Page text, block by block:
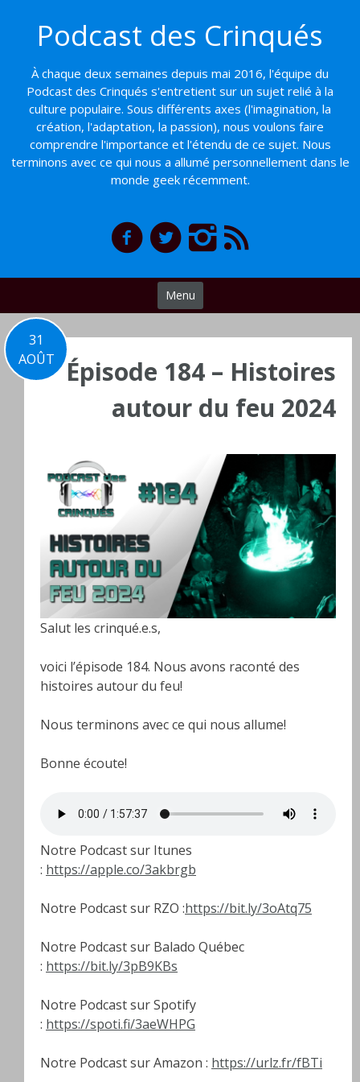
contenu
Podcast des Crinqués
À chaque deux semaines depuis mai 2016, l'équipe du
Podcast des Crinqués s'entretient sur un sujet relié à la
culture populaire. Sous différents axes (l'imagination, la
création, l'adaptation, la passion), nous voulons faire
comprendre l'importance et l'étendu de ce sujet. Nous
terminons avec ce qui nous a allumé personnellement dans le
monde geek récemment.
Menu
31
AOÛT
Épisode 184 – Histoires
autour du feu 2024
Salut les crinqué.e.s,
voici l’épisode 184. Nous avons raconté des
histoires autour du feu!
Nous terminons avec ce qui nous allume!
Bonne écoute!
Notre Podcast sur Itunes
: https://apple.co/3akbrgb
Notre Podcast sur RZO :https://bit.ly/3oAtq75
Notre Podcast sur Balado Québec
: https://bit.ly/3pB9KBs
Notre Podcast sur Spotify
: https://spoti.fi/3aeWHPG
Notre Podcast sur Amazon : https://urlz.fr/fBTi